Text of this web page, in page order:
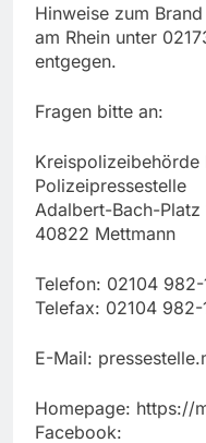
Hinweise zum
am Rhein unter
entgegen.
Fragen bitte an:
Kreispolizeibehörde
Polizeipressestelle
Adalbert-Bach-Platz
40822 Mettmann
Telefon: 02104 982-
Telefax: 02104 982-
E-Mail:
Homepage: https://
Facebook: